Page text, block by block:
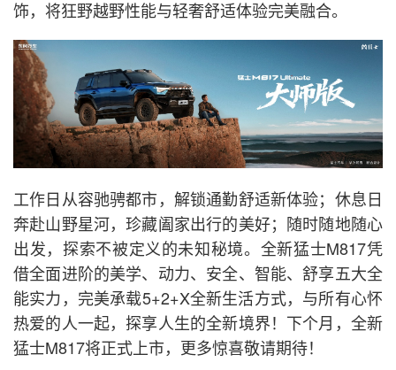
饰，将狂野越野性能与轻奢舒适体验完美融合。
工作日从容驰骋都市，解锁通勤舒适新体验；休息日
奔赴山野星河，珍藏阖家出行的美好；随时随地随心
出发，探索不被定义的未知秘境。全新猛士M817凭
借全面进阶的美学、动力、安全、智能、舒享五大全
能实力，完美承载5+2+X全新生活方式，与所有心怀
热爱的人一起，探享人生的全新境界！下个月，全新
猛士M817将正式上市，更多惊喜敬请期待！